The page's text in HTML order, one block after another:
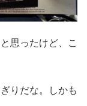
思ったけど、こ
りだな。しかも